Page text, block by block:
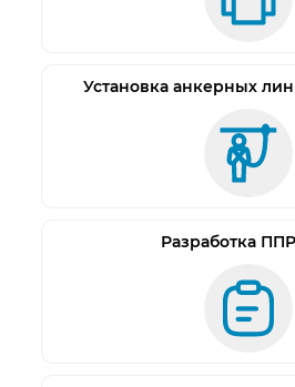
Привязь стандартно
привязь может быть
Благодаря этому привязь
работника как 42 размера,
Маркировка закрыта
Согласно ГОСТ Р ЕН 361-2008
все страховочные привязи
Установка анкерных
Разработка